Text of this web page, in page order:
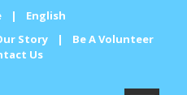
|
English
Story |
Be A Volunteer
Us